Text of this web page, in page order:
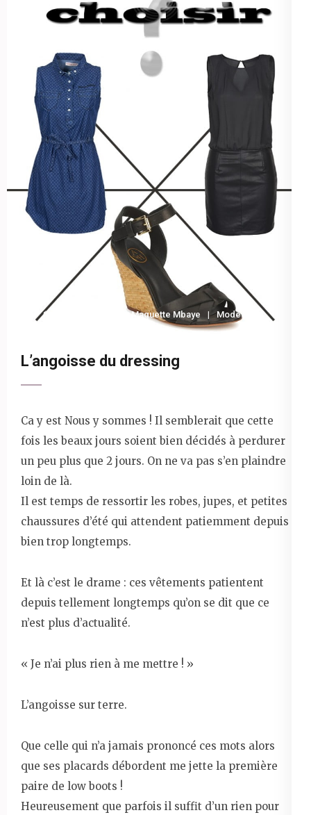
Maguette Mbaye Mode
L’angoisse du dressing
Ca y est Nous y sommes ! Il semblerait que cette
fois les beaux jours soient bien décidés à perdurer
un peu plus que 2 jours. On ne va pas s’en plaindre
loin de là.
Il est temps de ressortir les robes, jupes, et petites
chaussures d’été qui attendent patiemment depuis
bien trop longtemps.
Et là c’est le drame : ces vêtements patientent
depuis tellement longtemps qu’on se dit que ce
n’est plus d’actualité.
« Je n’ai plus rien à me mettre ! »
L’angoisse sur terre.
Que celle qui n’a jamais prononcé ces mots alors
que ses placards débordent me jette la première
paire de low boots !
Heureusement que parfois il suffit d’un rien pour